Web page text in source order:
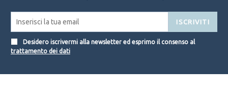
ISCRIVITI
Desidero iscrivermi alla newsletter ed esprimo il consenso al
trattamento dei dati